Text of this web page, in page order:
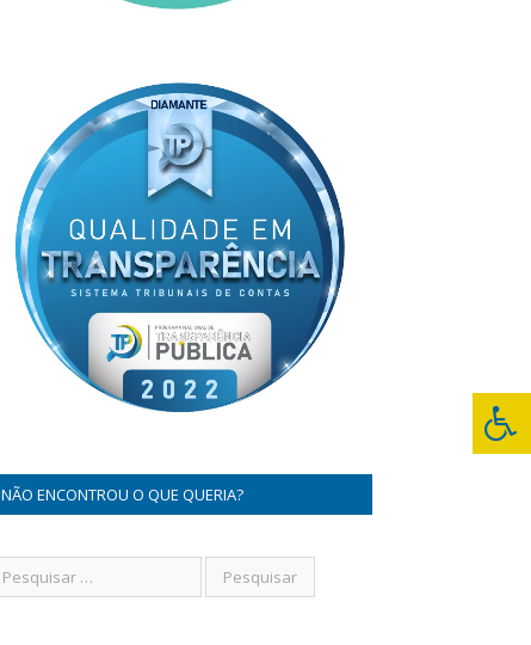
NÃO ENCONTROU O QUE QUERIA?